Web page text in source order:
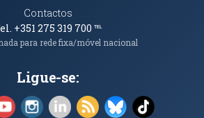
Contactos
+351 275 319 700℡
para rede fixa/móvel nacional
Ligue-se:
(abre em nova janela)
em nova janela)
YouTube (abre em nova janela)
Instagram (abre em nova janela)
LinkedIn (abre em nova
RSS (abre em nova
Bluesky (abre
TikTok